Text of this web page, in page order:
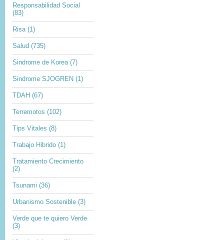
Responsabilidad Social
(83)
Risa (1)
Salud (735)
Sindrome de Korea (7)
Sindrome SJOGREN (1)
TDAH (67)
Terremotos (102)
Tips Vitales (8)
Trabajo Hibrido (1)
Tratamiento Crecimiento
(2)
Tsunami (36)
Urbanismo Sostenible (3)
Verde que te quiero Verde
(3)